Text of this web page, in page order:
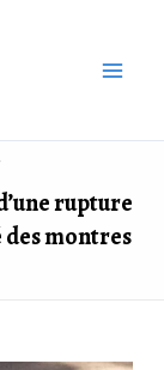
rupture
montres